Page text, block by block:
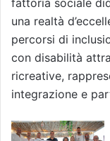
una realtà
percorsi di
con disabilità
ricreative,
integrazione e